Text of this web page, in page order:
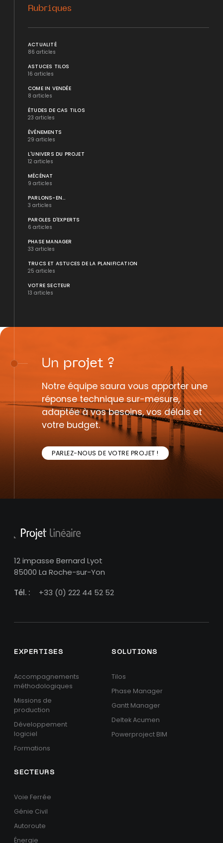
Rubriques
ACTUALITÉ
86 articles
ASTUCES TILOS
16 articles
COME IN VENDÉE
8 articles
ÉTUDES DE CAS TILOS
23 articles
ÉVÉNEMENTS
29 articles
L'UNIVERS DU PROJET
12 articles
MÉCÉNAT
9 articles
PARLONS-EN...
3 articles
PAROLES D'EXPERTS
6 articles
PHASE MANAGER
33 articles
TRUCS ET ASTUCES DE LA PLANIFICATION
25 articles
VOTRE SECTEUR
13 articles
Un projet ?
Notre équipe saura vous apporter une
réponse technique sur-mesure,
adaptée à vos besoins, vos délais et
votre budget.
PARLEZ-NOUS DE VOTRE PROJET !
12 impasse Bernard Lyot
85000 La Roche-sur-Yon
Tél. :
+33 (0) 222 44 52 52
EXPERTISES
Accompagnements
méthodologiques
Missions de
production
Développement
logiciel
Formations
SOLUTIONS
Tilos
Phase Manager
Gantt Manager
Deltek Acumen
Powerproject BIM
SECTEURS
Voie Ferrée
Génie Civil
Autoroute
Énergie